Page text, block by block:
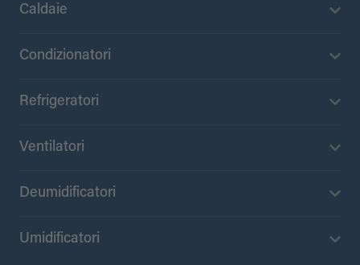
Caldaie
Condizionatori
Refrigeratori
Ventilatori
Deumidificatori
Umidificatori